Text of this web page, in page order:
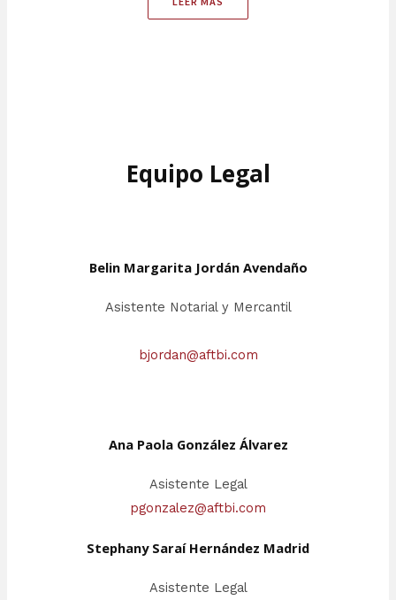
Equipo Legal
Belin Margarita Jordán Avendaño
Asistente Notarial y Mercantil
bjordan@aftbi.com
Ana Paola González Álvarez
Asistente Legal
pgonzalez@aftbi.com
Stephany Saraí Hernández Madrid
Asistente Legal